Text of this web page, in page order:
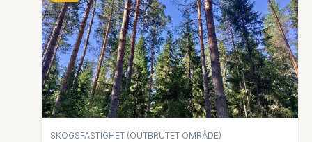
SKOGSFASTIGHET (OUTBRUTET OMRÅDE)